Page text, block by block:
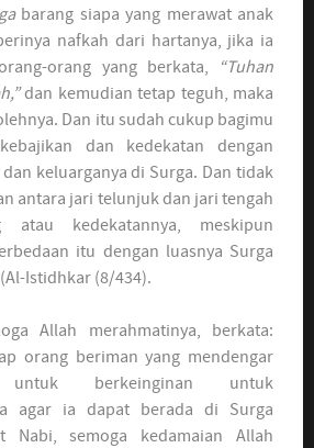
barang siapa yang merawat anak
nafkah dari hartanya, jika ia
orang yang berkata,
“Tuhan
dan kemudian tetap teguh, maka
Dan itu sudah cukup bagimu
dan kedekatan dengan
keluarganya di Surga. Dan tidak
antara jari telunjuk dan jari tengah
atau kedekatannya, meskipun
itu dengan luasnya Surga
Istidhkar (8/434).
Allah merahmatinya, berkata:
orang beriman yang mendengar
berkeinginan untuk
agar ia dapat berada di Surga
Nabi, semoga kedamaian Allah